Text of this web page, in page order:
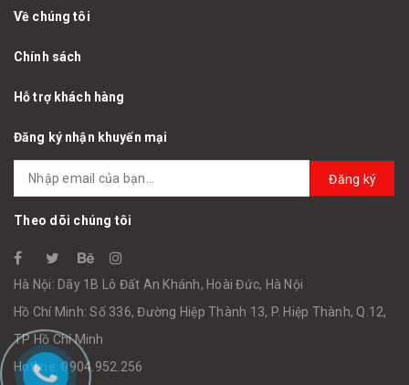
Về chúng tôi
Chính sách
Hỗ trợ khách hàng
Đăng ký nhận khuyến mại
Đăng ký
Theo dõi chúng tôi
Hà Nội: Dãy 1B Lô Đất An Khánh, Hoài Đức, Hà Nội
Hồ Chí Minh: Số 336, Đường Hiệp Thành 13, P. Hiệp Thành, Q.12,
TP Hồ Chí Minh
Hotline: 0904.952.256